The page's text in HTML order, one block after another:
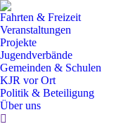
Fahrten & Freizeit
Veranstaltungen
Projekte
Jugendverbände
Gemeinden & Schulen
KJR vor Ort
Politik & Beteiligung
Über uns
Search: